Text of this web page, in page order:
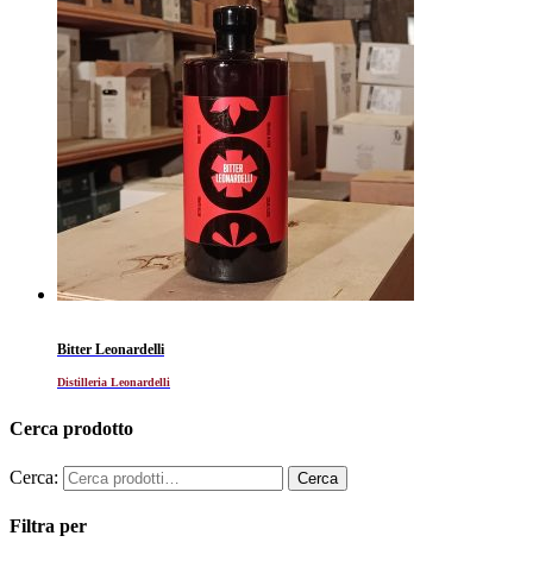
Bitter Leonardelli
Distilleria Leonardelli
Cerca prodotto
Cerca:
Filtra per